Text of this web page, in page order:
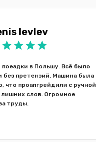
Ievlev
поездки в Польшу. Всё было
без претензий. Машина была
что проапгрейдили с ручной
лишних слов. Огромное
труды.